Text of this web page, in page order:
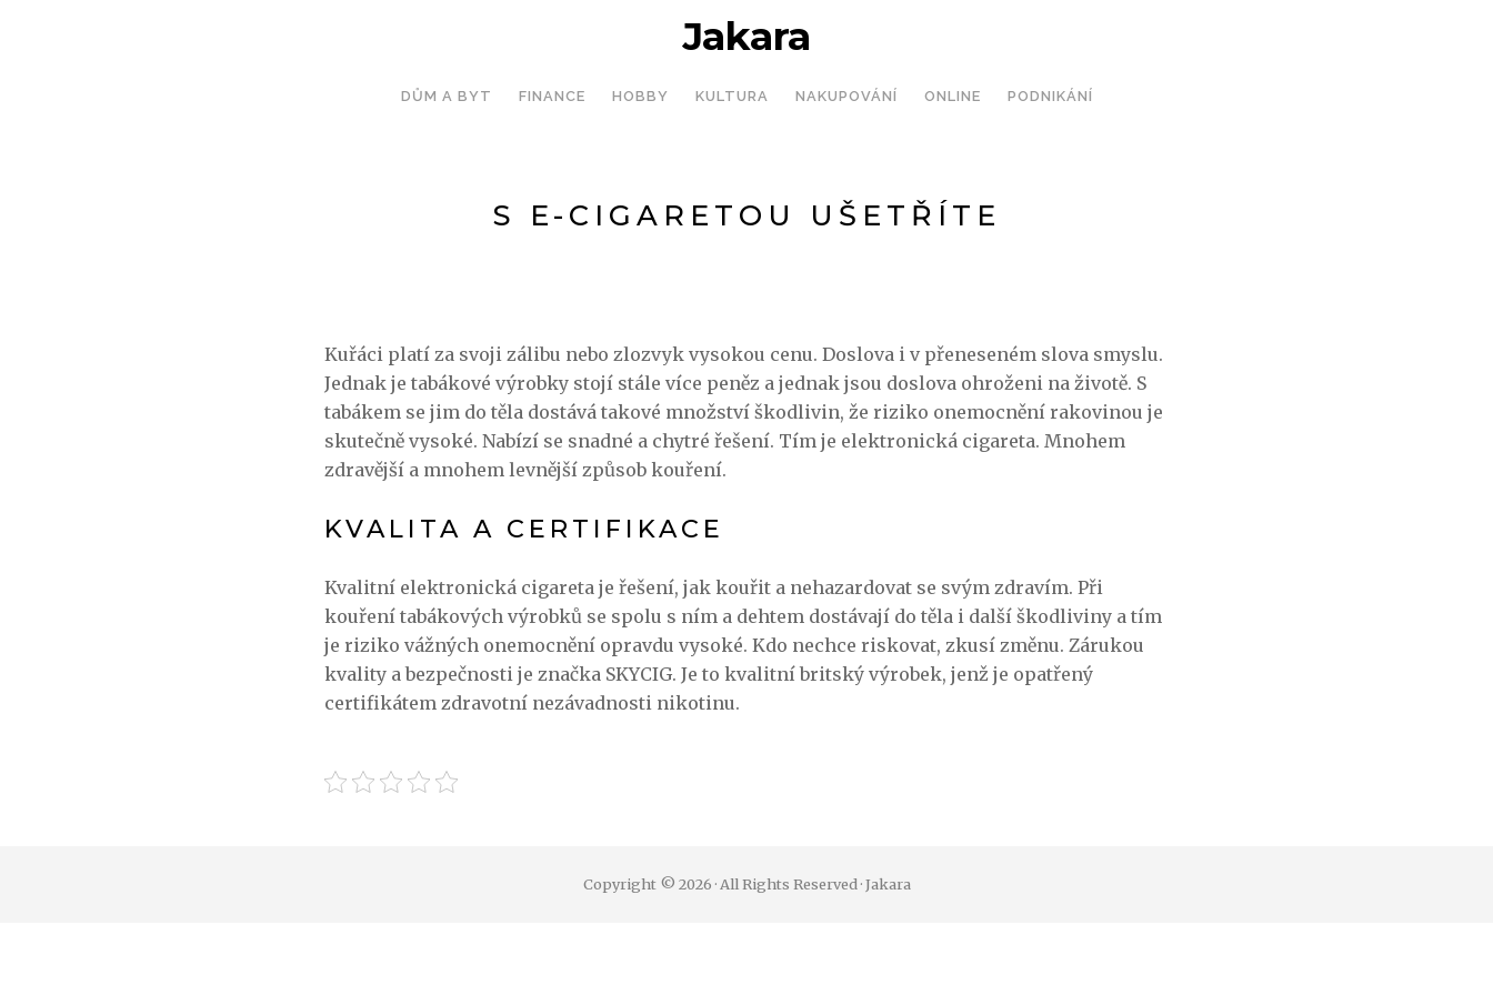
Jakara
DŮM A BYT FINANCE HOBBY KULTURA NAKUPOVÁNÍ ONLINE PODNIKÁNÍ
S E-CIGARETOU UŠETŘÍTE
Kuřáci platí za svoji zálibu nebo zlozvyk vysokou cenu. Doslova i v přeneseném slova smyslu.
Jednak je tabákové výrobky stojí stále více peněz a jednak jsou doslova ohroženi na životě. S
tabákem se jim do těla dostává takové množství škodlivin, že riziko onemocnění rakovinou je
skutečně vysoké. Nabízí se snadné a chytré řešení. Tím je elektronická cigareta. Mnohem
zdravější a mnohem levnější způsob kouření.
KVALITA A CERTIFIKACE
Kvalitní elektronická cigareta je řešení, jak kouřit a nehazardovat se svým zdravím. Při
kouření tabákových výrobků se spolu s ním a dehtem dostávají do těla i další škodliviny a tím
je riziko vážných onemocnění opravdu vysoké. Kdo nechce riskovat, zkusí změnu. Zárukou
kvality a bezpečnosti je značka SKYCIG. Je to kvalitní britský výrobek, jenž je opatřený
certifikátem zdravotní nezávadnosti nikotinu.
Copyright © 2026 · All Rights Reserved · Jakara